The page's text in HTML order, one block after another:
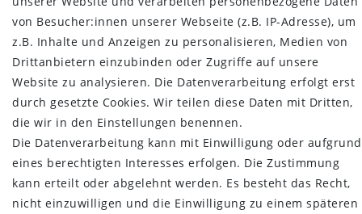
MYPOPUPCLUB
Versand- und Zahlungsbedingungen
NEWSLETTER
Newsletter
Honig
Hiermit bestätige ich, dass ich die Daten­schutz­erklärunggelesen habe.
von Besucher:innen unserer Webseite (z.B. IP-Adresse), um
z.B. Inhalte und Anzeigen zu personalisieren, Medien von
Drittanbietern einzubinden oder Zugriffe auf unsere
Website zu analysieren. Die Datenverarbeitung erfolgt erst
durch gesetzte Cookies. Wir teilen diese Daten mit Dritten,
die wir in den Einstellungen benennen.
Die Datenverarbeitung kann mit Einwilligung oder aufgrund
eines berechtigten Interesses erfolgen. Die Zustimmung
kann erteilt oder abgelehnt werden. Es besteht das Recht,
nicht einzuwilligen und die Einwilligung zu einem späteren